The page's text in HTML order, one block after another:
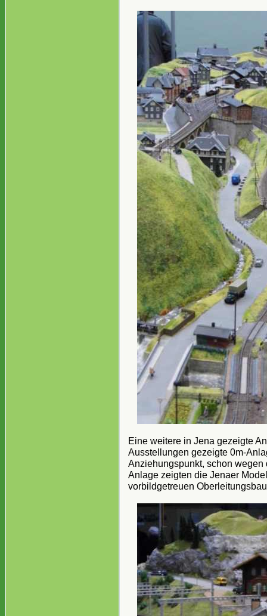
Eine weitere in Jena gezeigte
Ausstellungen gezeigte 0m-
Anziehungspunkt, schon
Anlage zeigten die Jenaer
vorbildgetreuen